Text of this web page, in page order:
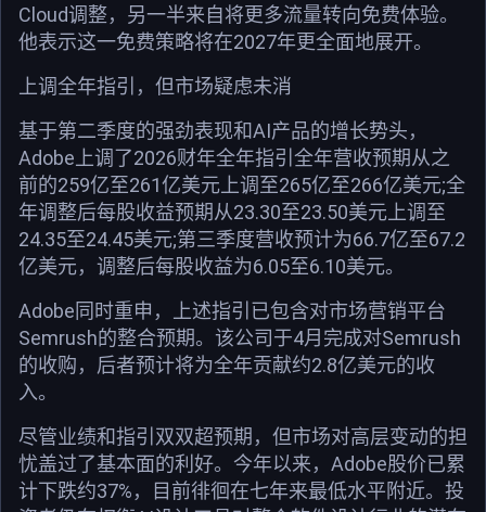
Cloud调整，另一半来自将更多流量转向免费体验。
他表示这一免费策略将在2027年更全面地展开。
上调全年指引，但市场疑虑未消
基于第二季度的强劲表现和AI产品的增长势头，
Adobe上调了2026财年全年指引全年营收预期从之
前的259亿至261亿美元上调至265亿至266亿美元;全
年调整后每股收益预期从23.30至23.50美元上调至
24.35至24.45美元;第三季度营收预计为66.7亿至67.2
亿美元，调整后每股收益为6.05至6.10美元。
Adobe同时重申，上述指引已包含对市场营销平台
Semrush的整合预期。该公司于4月完成对Semrush
的收购，后者预计将为全年贡献约2.8亿美元的收
入。
尽管业绩和指引双双超预期，但市场对高层变动的担
忧盖过了基本面的利好。今年以来，Adobe股价已累
计下跌约37%，目前徘徊在七年来最低水平附近。投